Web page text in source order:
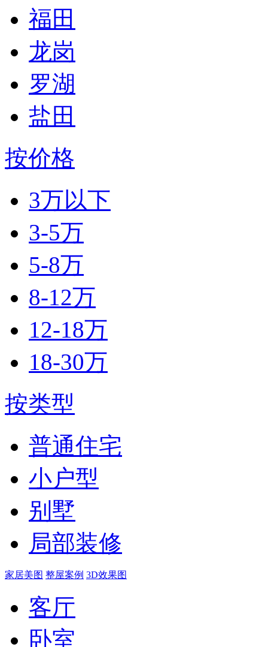
福田
龙岗
罗湖
盐田
按价格
3万以下
3-5万
5-8万
8-12万
12-18万
18-30万
按类型
普通住宅
小户型
别墅
局部装修
家居美图 整屋案例 3D效果图
客厅
卧室